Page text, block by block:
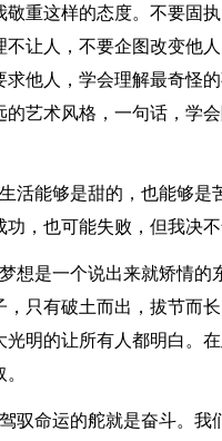
敬重这样的态度。不要固
不让人，不要企图改变他
求他人，学会理解最奇怪
的艺术风格，一句话，学
能够是甜的，也能够是
功，也可能失败，但我决不
是一个说出来就矫情的
，只有破土而出，拔节而
光明的让所有人都明白。
命运的舵就是奋斗。我